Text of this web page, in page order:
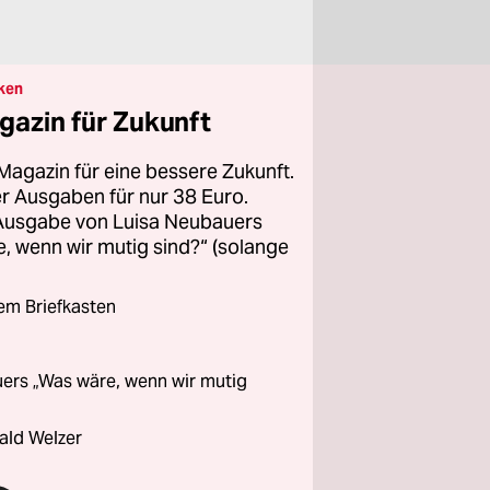
für Zukunft
für eine bessere Zukunft.
Ausgaben für nur 38 Euro.
von Luisa Neubauers
wenn wir mutig sind?“ (solange
Briefkasten
„Was wäre, wenn wir mutig
Welzer